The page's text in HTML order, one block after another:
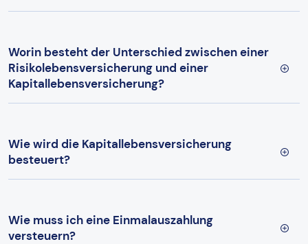
Worin besteht der Unterschied zwischen einer
Risikolebensversicherung und einer
Kapitallebensversicherung?
Wie wird die Kapitallebensversicherung
besteuert?
Wie muss ich eine Einmalauszahlung
versteuern?